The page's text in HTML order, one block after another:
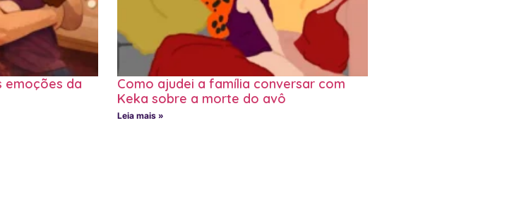
emoções da
Como ajudei a família conversar com
Keka sobre a morte do avô
Leia mais »